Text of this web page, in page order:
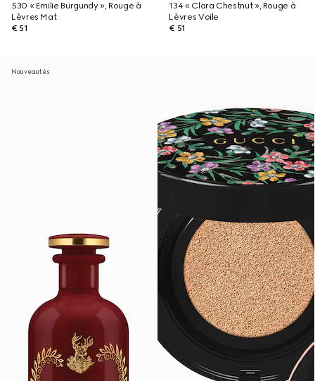
530 « Emilie Burgundy », Rouge à
Lèvres Mat
€ 51
134 « Clara Chestnut », Rouge à
Lèvres Voile
€ 51
Nouveautés